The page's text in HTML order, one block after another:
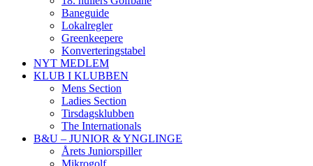
Baneguide
Lokalregler
Greenkeepere
Konverteringstabel
NYT MEDLEM
KLUB I KLUBBEN
Mens Section
Ladies Section
Tirsdagsklubben
The Internationals
B&U – JUNIOR & YNGLINGE
Årets Juniorspiller
Mikrogolf